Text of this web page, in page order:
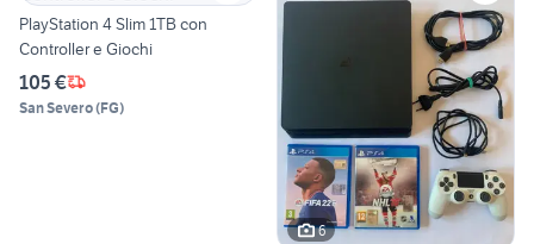
PlayStation 4 Slim 1TB con
Controller e Giochi
105 €
San Severo(FG)
6